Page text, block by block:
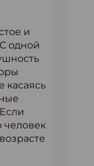
и
одной
касаясь
человек